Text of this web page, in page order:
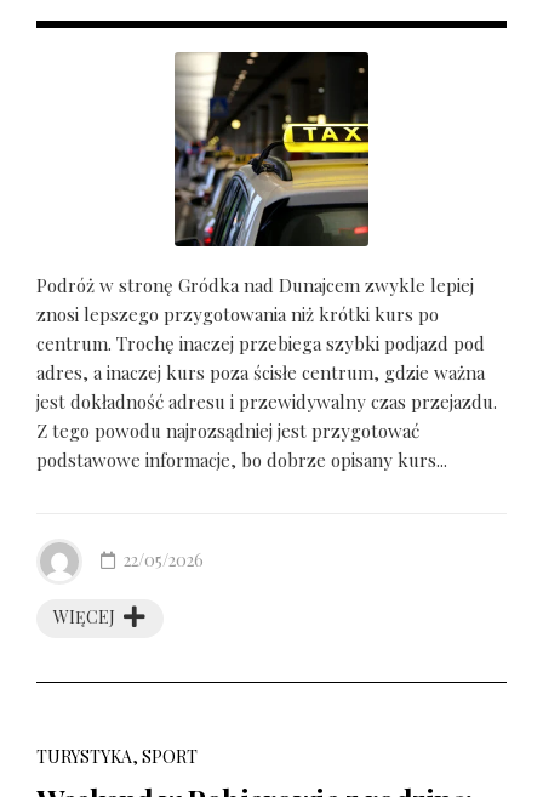
Podróż w stronę Gródka nad Dunajcem zwykle lepiej
znosi lepszego przygotowania niż krótki kurs po
centrum. Trochę inaczej przebiega szybki podjazd pod
adres, a inaczej kurs poza ścisłe centrum, gdzie ważna
jest dokładność adresu i przewidywalny czas przejazdu.
Z tego powodu najrozsądniej jest przygotować
podstawowe informacje, bo dobrze opisany kurs...
WIĘCEJ
22/05/2026
TURYSTYKA, SPORT